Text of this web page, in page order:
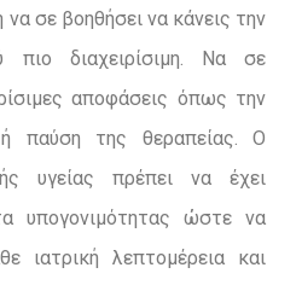
να σε βοηθήσει να κάνεις την
πιο διαχειρίσιμη. Να σε
αποφάσεις όπως την
παύση της θεραπείας. Ο
υγείας πρέπει να έχει
υπογονιμότητας ώστε να
ιατρική λεπτομέρεια και